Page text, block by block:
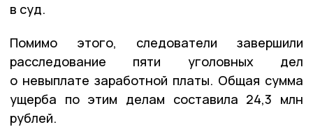
в суд.
Помимо этого, следователи завершили
расследование пяти уголовных дел
о невыплате заработной платы. Общая сумма
ущерба по этим делам составила 24,3 млн
рублей.